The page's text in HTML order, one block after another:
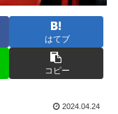
はてブ
コピー
2024.04.24